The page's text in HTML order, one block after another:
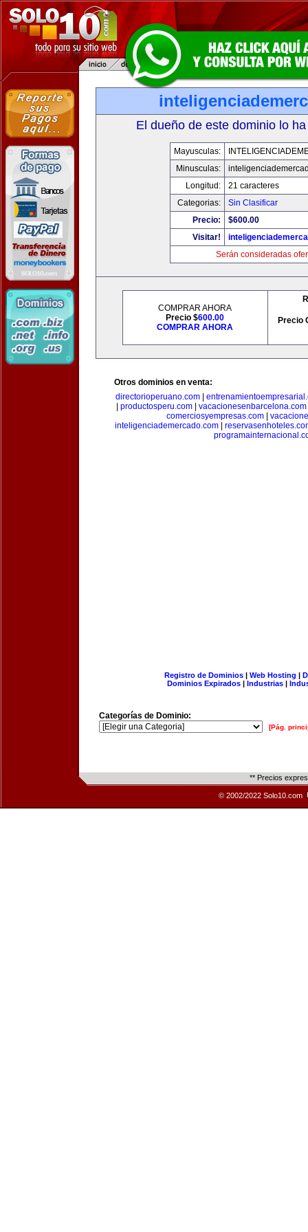
El dueño de este dominio lo
Mayusculas:
Minusculas:
Longitud:
21 caracteres
Categorias:
Sin Clasificar
Precio:
$600.00
Visitar!
Serán consideradas
COMPRAR AHORA
Precio $600.00
COMPRAR AHORA
Precio
Otros dominios en venta:
directorioperuano.com
productosperu.com| vacacionesenbarcelona.com
comerciosyempresas.com|
inteligenciademercado.com|
Registro de Dominios| Web Hosting |
Dominios Expirados | Industrias |
Categorías de Dominio:
[Pág.
** Precios
© 2002/2022 Solo10.com